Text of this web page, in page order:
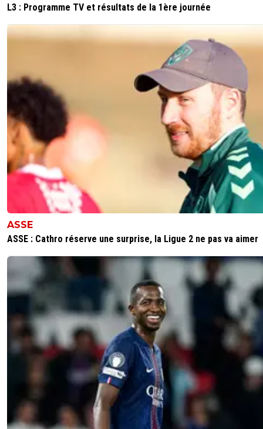
L3 : Programme TV et résultats de la 1ère journée
ASSE
ASSE : Cathro réserve une surprise, la Ligue 2 ne pas va aimer